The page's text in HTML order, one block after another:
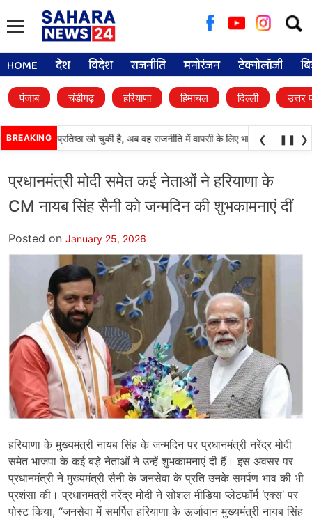
for:
HOME देश विदेश राजनीति मनोरंजन टेक्नोलॉजी
पंजाब चंडीगढ़ हरियाणा हिमाचल दिल्ली उत्तर
BREAKING
दल) अपनी प्रतिष्ठा खो चुकी है, अब वह राजनीति में वापसी के लिए भाजपा से समझौता
❮ ❚❚ ❯
प्रधानमंत्री मोदी समेत कई नेताओं ने हरियाणा के
CM नायब सिंह सैनी को जन्मदिन की शुभकामनाएं दीं
Posted on January 25, 2026
हरियाणा के मुख्यमंत्री नायब सिंह के जन्मदिन पर प्रधानमंत्री नरेंद्र मोदी
समेत भाजपा के कई बड़े नेताओं ने उन्हें शुभकामनाएं दी हैं। इस अवसर पर
प्रधानमंत्री ने मुख्यमंत्री सैनी के जनसेवा के प्रति उनके समर्पण भाव की भी
प्रशंसा की। प्रधानमंत्री नरेंद्र मोदी ने सोशल मीडिया प्लेटफॉर्म ‘एक्स’ पर
पोस्ट किया, “जनसेवा में समर्पित हरियाणा के ऊर्जावान मुख्यमंत्री नायब सिंह